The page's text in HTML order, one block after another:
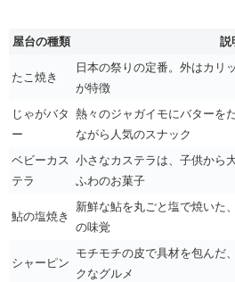
屋台の種類 説
たこ焼き
日本の祭りの定番。外はカリ
が特徴
じゃがバタ
ー
熱々のジャガイモにバターを
ながら人気のスナック
ベビーカス
テラ
小さなカステラは、子供から
ふわのお菓子
鮎の塩焼き
新鮮な鮎を丸ごと塩で焼いた
の味覚
シャーピン
モチモチの皮で具材を包んだ
クなグルメ